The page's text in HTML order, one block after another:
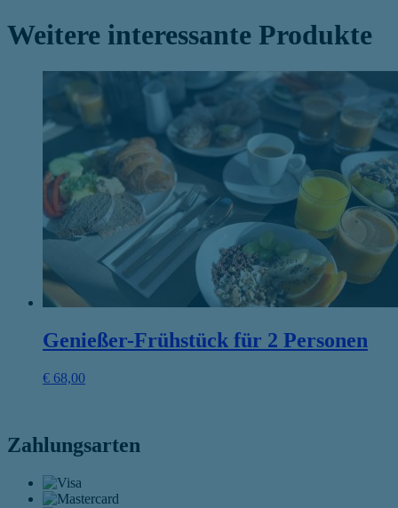
Weitere interessante Produkte
Genießer-Frühstück für 2 Personen
€ 68,00
Zahlungsarten